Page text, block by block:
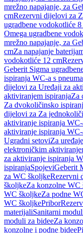
mrežno napajanje, za
cmRezervni dijelovi za
ugradbene vodokotliće 8
Omega ugradbene
mrežno napajanje, za
cmZa napajanje
vodokotliće 12 cm
Geberit Sigma
ispiranja WC-a s
dijelovi za Uređaji za
aktiviranjem ispiranjaZa
Za dvokoličinsko
dijelovi za Za
aktiviranje ispiranja WC-
aktiviranje ispiranja WC-
Ugradni setoviZa
elektroničkim
za aktiviranje ispiranja
ispiranjaSpojeviGeberit
za WC školjkeRezervni
školjkeZa konzolne WC
WC školjkeZa podne
WC školjkePribor
materijaliSanitarni
moduli za bideeZa
konzolne i podne bidee